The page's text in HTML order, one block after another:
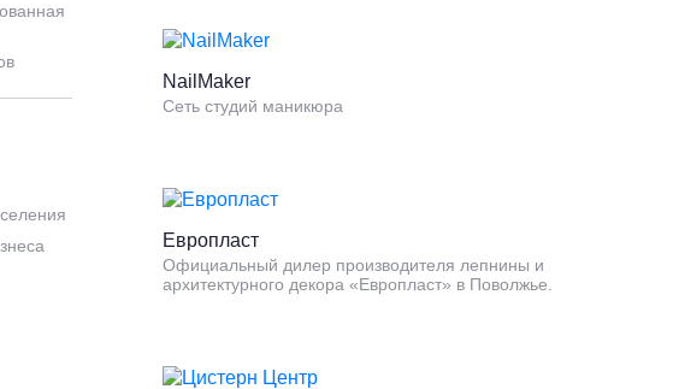
NailMaker
Сеть студий маникюра
Европласт
Официальный дилер производителя лепнины и
архитектурного декора «Европласт» в Поволжье.